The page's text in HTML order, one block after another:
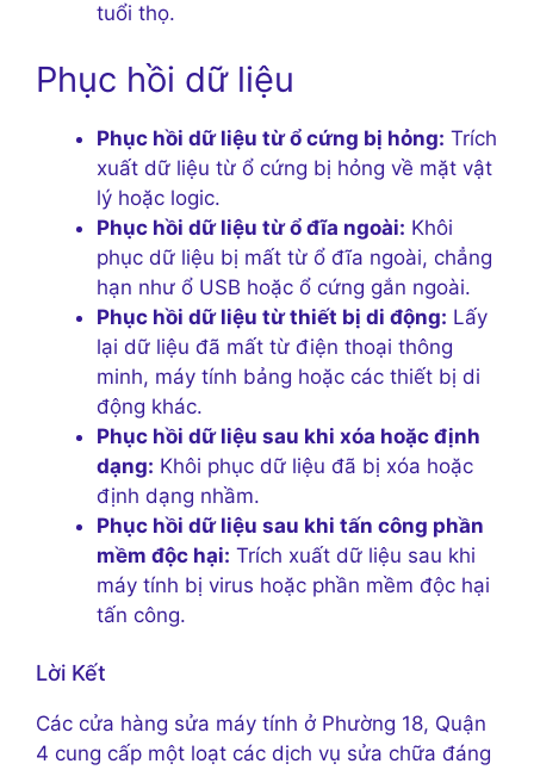
tuổi thọ.
Phục hồi dữ liệu
Phục hồi dữ liệu từ ổ cứng bị hỏng: Trích
xuất dữ liệu từ ổ cứng bị hỏng về mặt vật
lý hoặc logic.
Phục hồi dữ liệu từ ổ đĩa ngoài: Khôi
phục dữ liệu bị mất từ ổ đĩa ngoài, chẳng
hạn như ổ USB hoặc ổ cứng gắn ngoài.
Phục hồi dữ liệu từ thiết bị di động: Lấy
lại dữ liệu đã mất từ điện thoại thông
minh, máy tính bảng hoặc các thiết bị di
động khác.
Phục hồi dữ liệu sau khi xóa hoặc định
dạng: Khôi phục dữ liệu đã bị xóa hoặc
định dạng nhầm.
Phục hồi dữ liệu sau khi tấn công phần
mềm độc hại: Trích xuất dữ liệu sau khi
máy tính bị virus hoặc phần mềm độc hại
tấn công.
Lời Kết
Các cửa hàng sửa máy tính ở Phường 18, Quận
4 cung cấp một loạt các dịch vụ sửa chữa đáng